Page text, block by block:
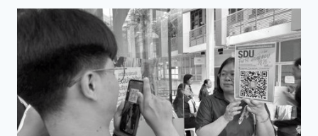
ร่วม
แลก
เปลี่ยน
เรียน
รู้
ใน
งาน
“SDU
INSIDE